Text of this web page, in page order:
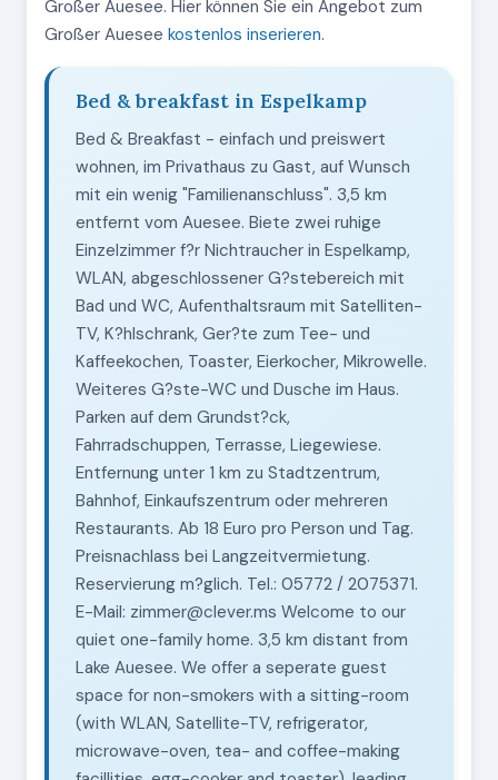
Großer Auesee. Hier können Sie ein Angebot zum
Großer Auesee kostenlos inserieren.
Bed & breakfast in Espelkamp
Bed & Breakfast - einfach und preiswert
wohnen, im Privathaus zu Gast, auf Wunsch
mit ein wenig "Familienanschluss". 3,5 km
entfernt vom Auesee. Biete zwei ruhige
Einzelzimmer f?r Nichtraucher in Espelkamp,
WLAN, abgeschlossener G?stebereich mit
Bad und WC, Aufenthaltsraum mit Satelliten-
TV, K?hlschrank, Ger?te zum Tee- und
Kaffeekochen, Toaster, Eierkocher, Mikrowelle.
Weiteres G?ste-WC und Dusche im Haus.
Parken auf dem Grundst?ck,
Fahrradschuppen, Terrasse, Liegewiese.
Entfernung unter 1 km zu Stadtzentrum,
Bahnhof, Einkaufszentrum oder mehreren
Restaurants. Ab 18 Euro pro Person und Tag.
Preisnachlass bei Langzeitvermietung.
Reservierung m?glich. Tel.: 05772 / 2075371.
E-Mail: zimmer@clever.ms Welcome to our
quiet one-family home. 3,5 km distant from
Lake Auesee. We offer a seperate guest
space for non-smokers with a sitting-room
(with WLAN, Satellite-TV, refrigerator,
microwave-oven, tea- and coffee-making